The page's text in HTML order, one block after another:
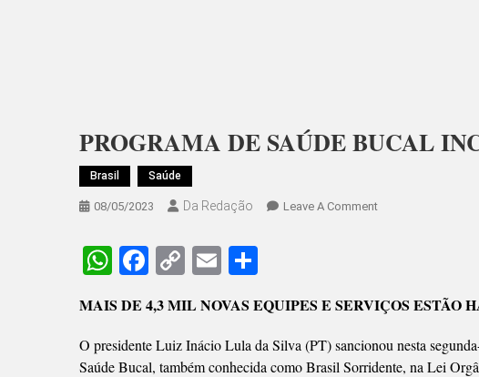
PROGRAMA DE SAÚDE BUCAL
Brasil Saúde
08/05/2023 Da Redação Leave A CommentOn
INCORPORADO
SUS
WhatsApp
Facebook
CopyEmail
MAIS DE 4,3 MIL NOVAS EQUIPES E SERVIÇOS ESTÃO
O presidente Luiz Inácio Lula da Silva (PT) sancionou nesta
Saúde Bucal, também conhecida como Brasil Sorridente, na Lei